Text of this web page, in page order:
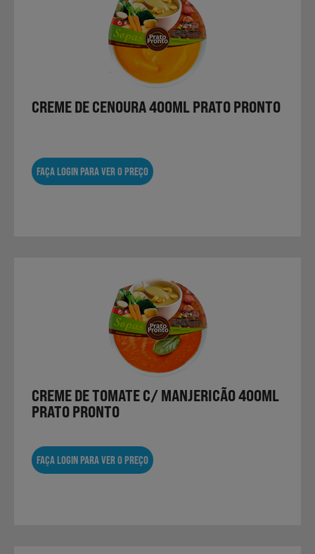
CREME DE CENOURA 400ML PRATO PRONTO
FAÇA LOGIN PARA VER O PREÇO
CREME DE TOMATE C/ MANJERICÃO 400ML
PRATO PRONTO
FAÇA LOGIN PARA VER O PREÇO